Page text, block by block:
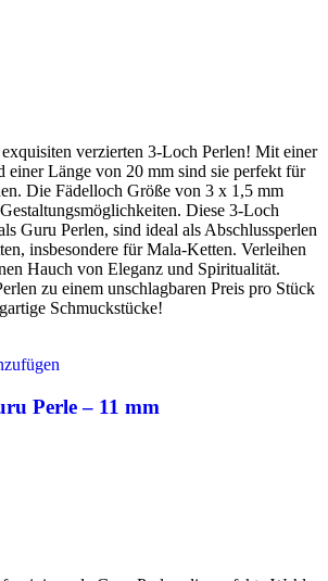
verzierten 3-Loch Perlen! Mit einer
einer Länge von 20 mm sind sie perfekt für
Die Fädelloch Größe von 3 x 1,5 mm
Diese 3-Loch
Guru Perlen, sind ideal als Abschlussperlen
insbesondere für Mala-Ketten. Verleihen
Hauch von Eleganz und Spiritualität.
zu einem unschlagbaren Preis pro Stück
Schmuckstücke!
Perle – 11 mm